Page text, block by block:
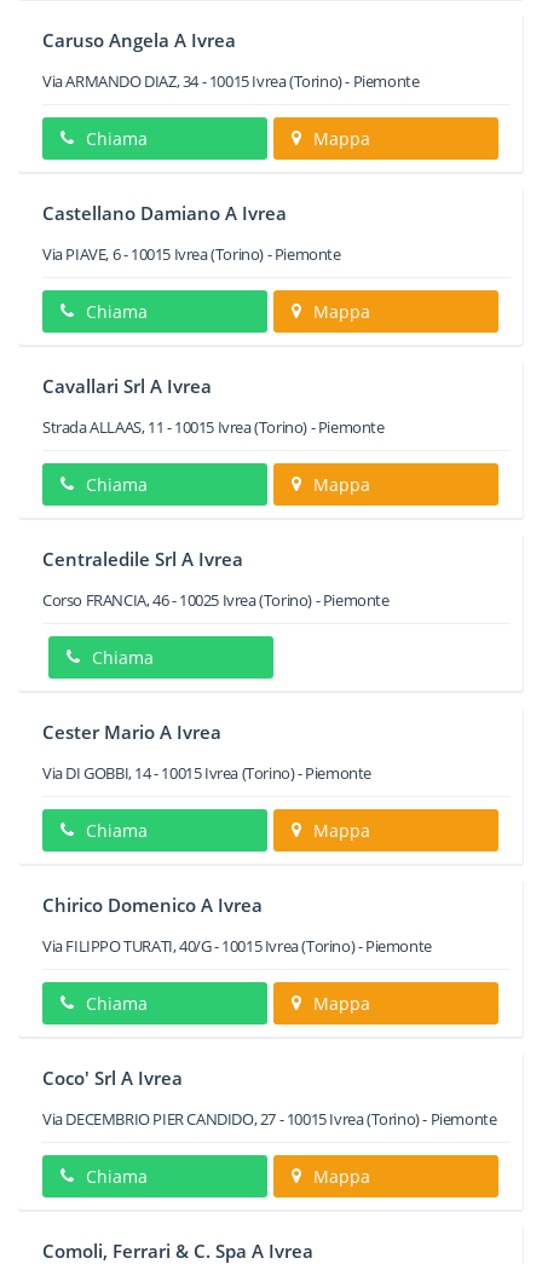
Caruso Angela A Ivrea
Via ARMANDO DIAZ, 34-10015Ivrea(Torino) - Piemonte
Chiama Mappa
Castellano Damiano A Ivrea
Via PIAVE, 6-10015 Ivrea(Torino) -Piemonte
Chiama Mappa
Cavallari Srl A Ivrea
Strada ALLAAS, 11 -10015 Ivrea(Torino) -Piemonte
Chiama Mappa
Centraledile Srl A Ivrea
Corso FRANCIA, 46-10025 Ivrea(Torino) -Piemonte
Chiama
Cester Mario A Ivrea
Via DI GOBBI, 14-10015Ivrea(Torino) -Piemonte
Chiama Mappa
Chirico Domenico A Ivrea
Via FILIPPO TURATI, 40/G-10015 Ivrea(Torino) -Piemonte
Chiama Mappa
Coco' Srl A Ivrea
Via DECEMBRIO PIER CANDIDO, 27-10015Ivrea(Torino) - Piemonte
Chiama Mappa
Comoli, Ferrari & C. Spa A Ivrea